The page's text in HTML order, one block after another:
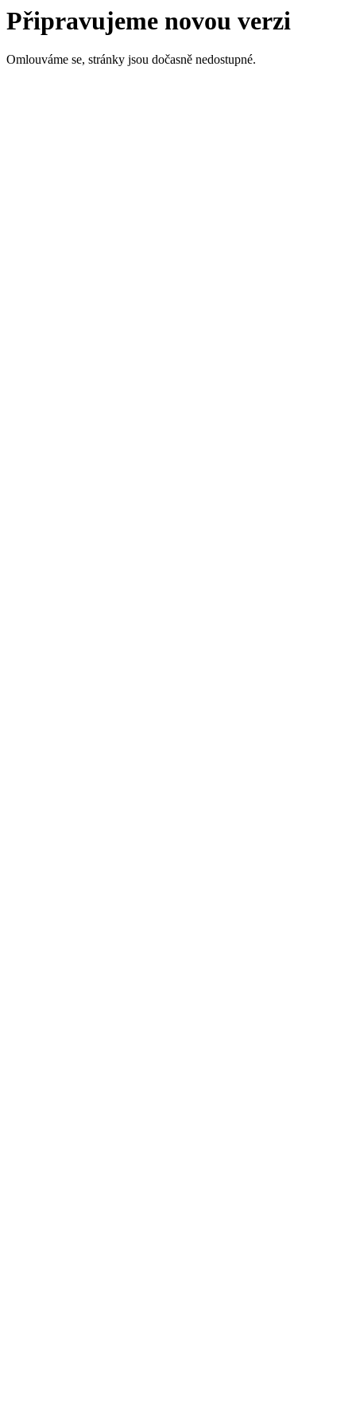
Připravujeme novou verzi
Omlouváme se, stránky jsou dočasně nedostupné.